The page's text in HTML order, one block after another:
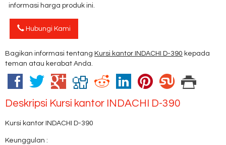
informasi harga produk ini.
Hubungi Kami
Bagikan informasi tentang Kursi kantor INDACHI D-390 kepada
teman atau kerabat Anda.
Deskripsi Kursi kantor INDACHI D-390
Kursi kantor INDACHI D-390
Keunggulan :